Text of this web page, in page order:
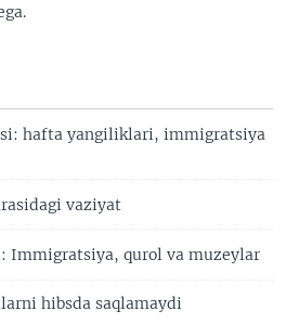
hafta yangiliklari, immigratsiya
vaziyat
Immigratsiya, qurol va muzeylar
hibsda saqlamaydi